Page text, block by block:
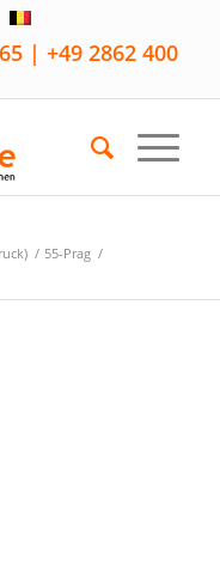
| +49 2862 400
/ 55-Prag /